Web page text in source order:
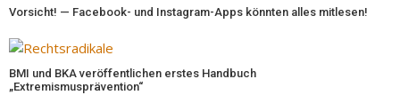
Vorsicht! — Facebook- und Instagram-Apps könnten alles mitlesen!
BMI und BKA veröffentlichen erstes Handbuch
„Extremismusprävention“